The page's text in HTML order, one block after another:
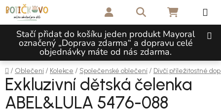
Přejít na obsah
Stačí přidat do košíku jeden produkt Mayoral
označený „Doprava zdarma“ a dopravu celé
objednávky máte od nás zdarma.
Hledat NÁKUPNÍ
Domů
/ Oblečení / Kolekce / Společenské oblečení / Dívčí příležitostné
Exkluzivní dětská čelenka
ABEL&LULA 5476-088